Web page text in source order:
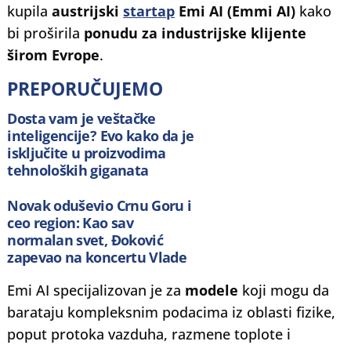
kupila austrijskistartap Emi AI (Emmi AI) kako
bi proširila ponudu za industrijske klijente
širom Evrope.
PREPORUČUJEMO
Dosta vam je veštačke
inteligencije? Evo kako da je
isključite u proizvodima
tehnoloških giganata
Novak oduševio Crnu Goru i
ceo region: Kao sav
normalan svet, Đoković
zapevao na koncertu Vlade
Emi AI specijalizovan je za modele koji mogu da
barataju kompleksnim podacima iz oblasti fizike,
poput protoka vazduha, razmene toplote i